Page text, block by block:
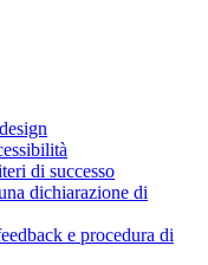
di successo
dichiarazione di
e procedura di